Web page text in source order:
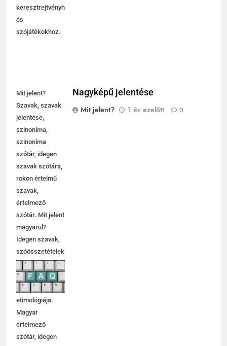
keresztrejtvényhez
és
szójátékokhoz.
Mit jelent?
Szavak, szavak
jelentése,
szinoníma,
szinoníma
szótár, idegen
szavak szótára,
rokon értelmű
szavak,
értelmező
szótár. Mit jelent
magyarul?
Idegen szavak,
szóösszetételek
jelentése,
magyarázata,
használata,
etimológiája.
Magyar
értelmező
szótár, idegen
Nagyképű jelentése
Mit jelent?
1 év ezelőtt 0
5
6
7